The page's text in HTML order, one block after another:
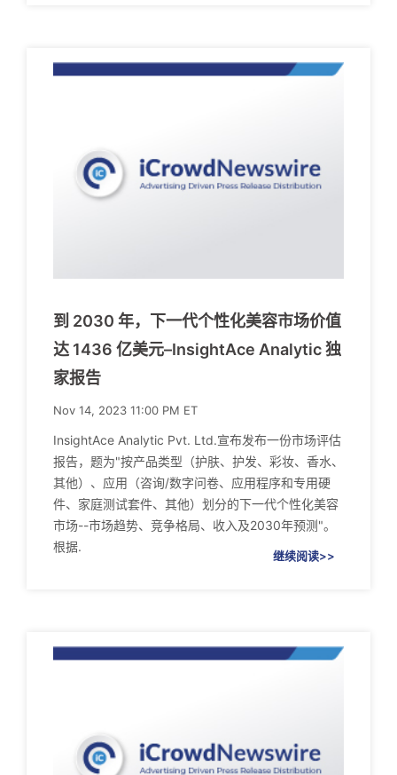
到 2030 年，下一代个性化美容市场价值
达 1436 亿美元–InsightAce Analytic 独
家报告
Nov 14, 2023 11:00 PM ET
InsightAce Analytic Pvt. Ltd.宣布发布一份市场评估
报告，题为"按产品类型（护肤、护发、彩妆、香水、
其他）、应用（咨询/数字问卷、应用程序和专用硬
件、家庭测试套件、其他）划分的下一代个性化美容
市场--市场趋势、竞争格局、收入及2030年预测"。
根据.
继续阅读>>